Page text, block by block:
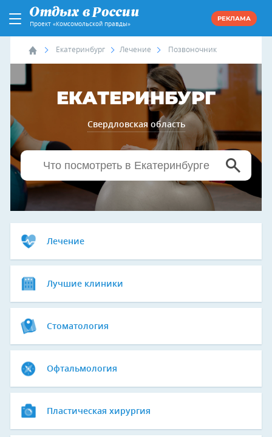
Проект «Комсомольской правды»
РЕКЛАМА
Екатеринбург Лечение Позвоночник
ЕКАТЕРИНБУРГ
Свердловская область
Лечение
Лучшие клиники
Стоматология
Офтальмология
Пластическая хирургия